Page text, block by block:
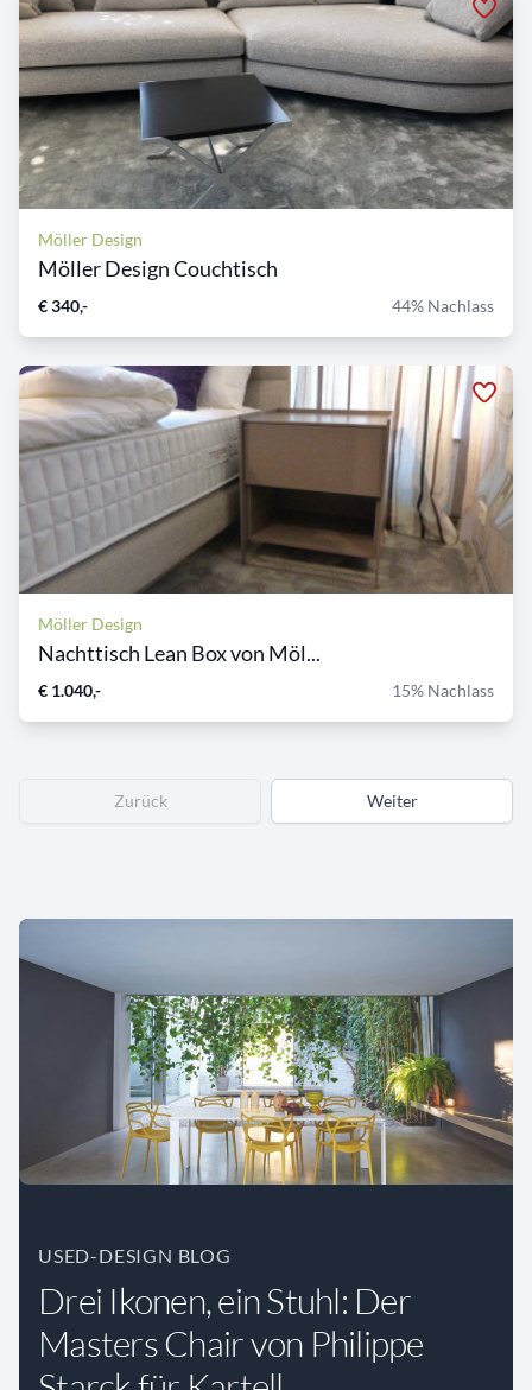
Möller Design
Möller Design Couchtisch
€ 340,- 44% Nachlass
Möller Design
Nachttisch Lean Box von Möl...
€ 1.040,- 15% Nachlass
Zurück Weiter
USED-DESIGN BLOG
Drei Ikonen, ein Stuhl: Der
Masters Chair von Philippe